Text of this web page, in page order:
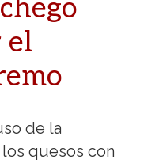
el
de la
quesos con